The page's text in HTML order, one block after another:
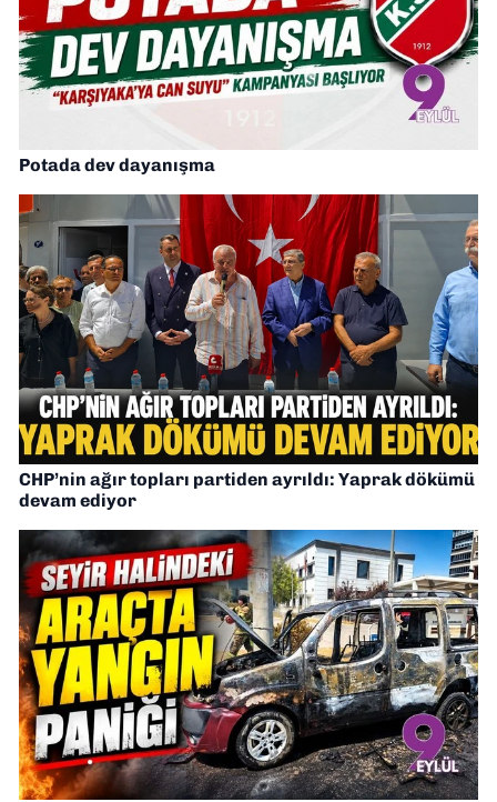
Potada dev dayanışma
CHP’nin ağır topları partiden ayrıldı: Yaprak dökümü
devam ediyor